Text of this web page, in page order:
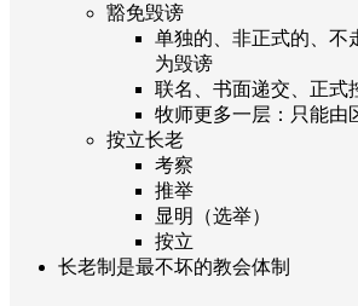
豁免毁谤
单独的、非正式的、不
为毁谤
联名、书面递交、正式
牧师更多一层：只能由
按立长老
考察
推举
显明（选举）
按立
长老制是最不坏的教会体制